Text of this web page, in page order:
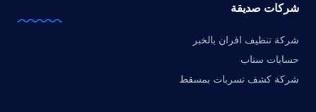
شركات صديقة
شركة تنظيف افران بالخبر
حسابات سناب
شركة كشف تسربات بمسقط